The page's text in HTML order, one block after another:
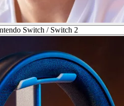
Switch / Switch 2